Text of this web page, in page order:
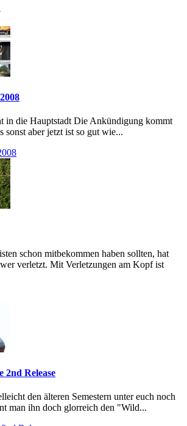
in die Hauptstadt Die Ankündigung kommt
sonst aber jetzt ist so gut wie...
schon mitbekommen haben sollten, hat
verletzt. Mit Verletzungen am Kopf ist
2nd Release
den älteren Semestern unter euch noch
man ihn doch glorreich den "Wild...